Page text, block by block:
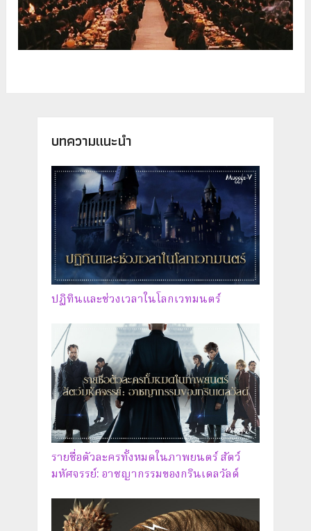
บทความแนะนำ
ปฏิทินและช่วงเวลาในโลกเวทมนตร์
รายชื่อตัวละครทั้งหมดในภาพยนตร์ สัตว์
มหัศจรรย์: อาชญากรรมของกรินเดลวัลด์